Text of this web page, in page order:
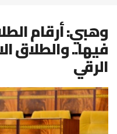
وهبي: أرقام
فيها.. والطلاق
الرقي